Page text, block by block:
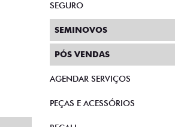
SEGURO
SEMINOVOS
PÓS VENDAS
AGENDAR SERVIÇOS
PEÇAS E ACESSÓRIOS